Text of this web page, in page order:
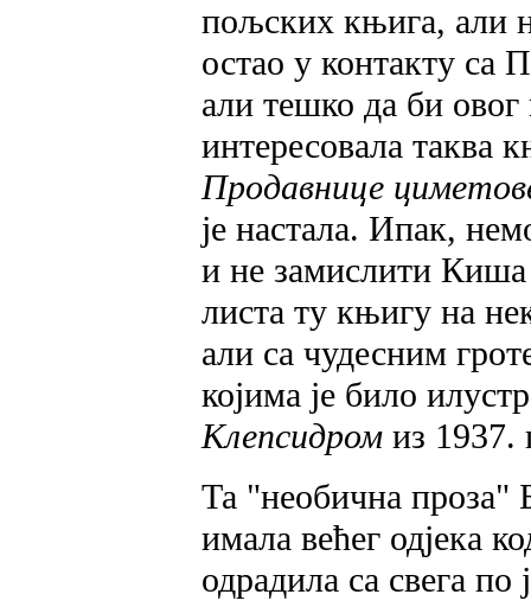
пољских књига, али
остао у контакту са
али тешко да би овог
интересовала таква
Продавнице
је настала. Ипак,
и не замислити Киша
листа ту књигу на
али са чудесним
којима је било
Клепсидром из 1937.
Та "необична проза"
имала већег одјека
одрадила са свега